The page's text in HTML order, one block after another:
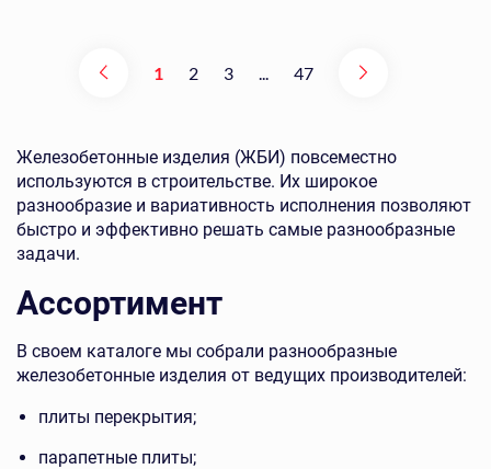
1 2 3 47
Железобетонные изделия (ЖБИ) повсеместно
используются в строительстве. Их широкое
разнообразие и вариативность исполнения позволяют
быстро и эффективно решать самые разнообразные
задачи.
Ассортимент
В своем каталоге мы собрали разнообразные
железобетонные изделия от ведущих производителей:
плиты перекрытия;
парапетные плиты;